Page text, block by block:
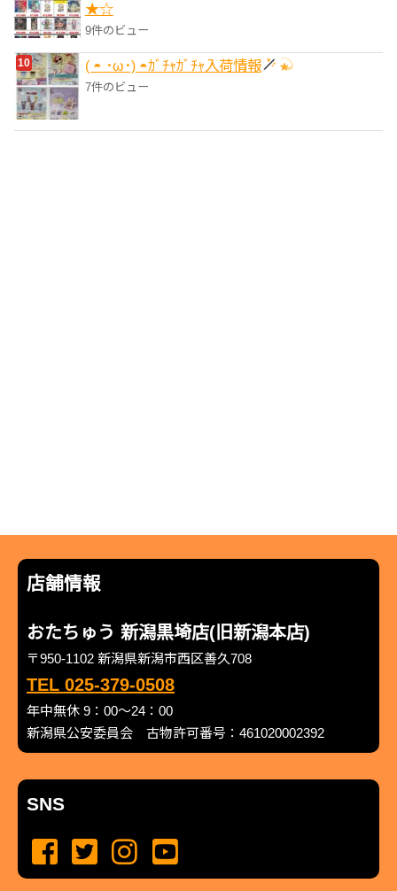
★☆
9件のビュー
( ◓ ･ω･) ◓ｶﾞﾁｬｶﾞﾁｬ入荷情報
7件のビュー
店舗情報
おたちゅう 新潟黒埼店(旧新潟本店)
〒950-1102 新潟県新潟市西区善久708
TEL 025-379-0508
年中無休 9：00～24：00
新潟県公安委員会 古物許可番号：461020002392
SNS